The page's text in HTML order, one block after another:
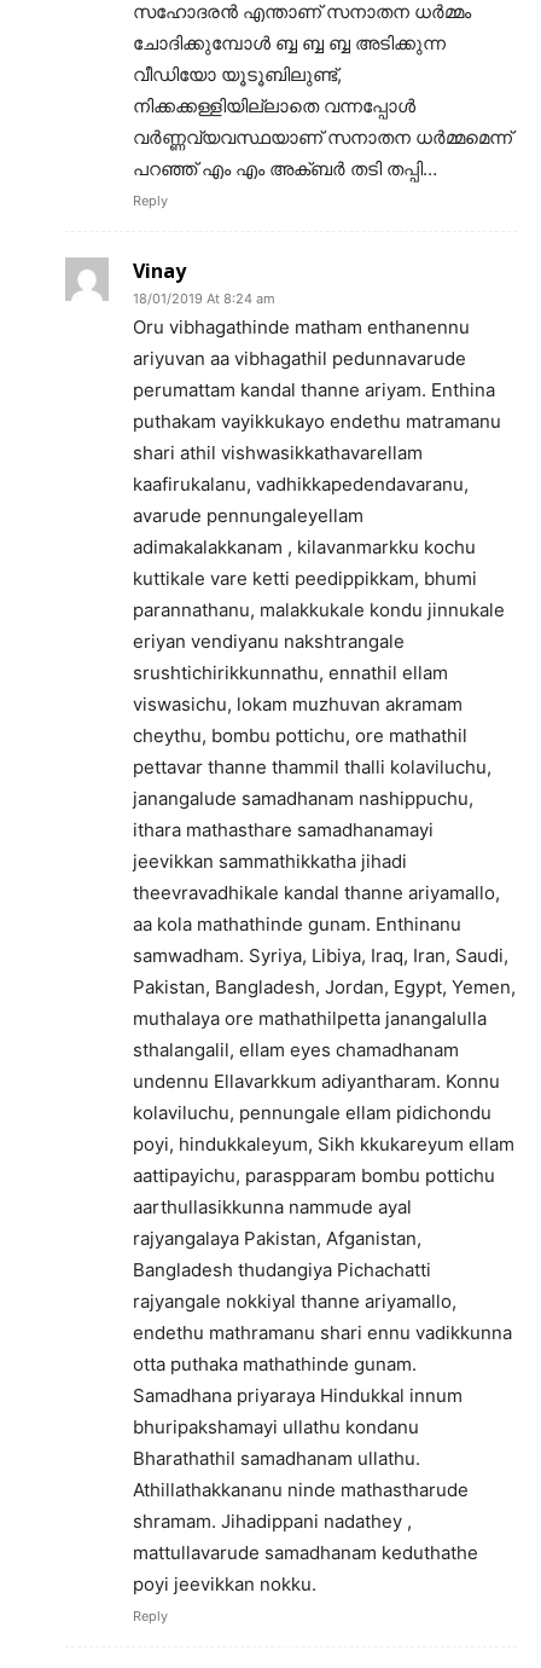
സഹോദരൻ എന്താണ് സനാതന ധർമ്മം
ചോദിക്കുമ്പോൾ ബ്ബ ബ്ബ ബ്ബ അടിക്കുന്ന
വീഡിയോ യൂടൂബിലുണ്ട്,
നിക്കക്കള്ളിയില്ലാതെ വന്നപ്പോൾ
വർണ്ണവ്യവസ്ഥയാണ് സനാതന ധർമ്മമെന്ന്
പറഞ്ഞ് എം എം അക്ബർ തടി തപ്പി…
Reply
Vinay
18/01/2019 At 8:24 am
Oru vibhagathinde matham enthanennu
ariyuvan aa vibhagathil pedunnavarude
perumattam kandal thanne ariyam. Enthina
puthakam vayikkukayo endethu matramanu
shari athil vishwasikkathavarellam
kaafirukalanu, vadhikkapedendavaranu,
avarude pennungaleyellam
adimakalakkanam , kilavanmarkku kochu
kuttikale vare ketti peedippikkam, bhumi
parannathanu, malakkukale kondu jinnukale
eriyan vendiyanu nakshtrangale
srushtichirikkunnathu, ennathil ellam
viswasichu, lokam muzhuvan akramam
cheythu, bombu pottichu, ore mathathil
pettavar thanne thammil thalli kolaviluchu,
janangalude samadhanam nashippuchu,
ithara mathasthare samadhanamayi
jeevikkan sammathikkatha jihadi
theevravadhikale kandal thanne ariyamallo,
aa kola mathathinde gunam. Enthinanu
samwadham. Syriya, Libiya, Iraq, Iran, Saudi,
Pakistan, Bangladesh, Jordan, Egypt, Yemen,
muthalaya ore mathathilpetta janangalulla
sthalangalil, ellam eyes chamadhanam
undennu Ellavarkkum adiyantharam. Konnu
kolaviluchu, pennungale ellam pidichondu
poyi, hindukkaleyum, Sikh kkukareyum ellam
aattipayichu, paraspparam bombu pottichu
aarthullasikkunna nammude ayal
rajyangalaya Pakistan, Afganistan,
Bangladesh thudangiya Pichachatti
rajyangale nokkiyal thanne ariyamallo,
endethu mathramanu shari ennu vadikkunna
otta puthaka mathathinde gunam.
Samadhana priyaraya Hindukkal innum
bhuripakshamayi ullathu kondanu
Bharathathil samadhanam ullathu.
Athillathakkananu ninde mathastharude
shramam. Jihadippani nadathey ,
mattullavarude samadhanam keduthathe
poyi jeevikkan nokku.
Reply